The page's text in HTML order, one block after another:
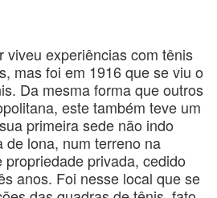
viveu experiências com tênis
mas foi em 1916 que se viu o
Da mesma forma que outros
este também teve um
primeira sede não indo
de lona, num terreno na
privada, cedido
anos. Foi nesse local que se